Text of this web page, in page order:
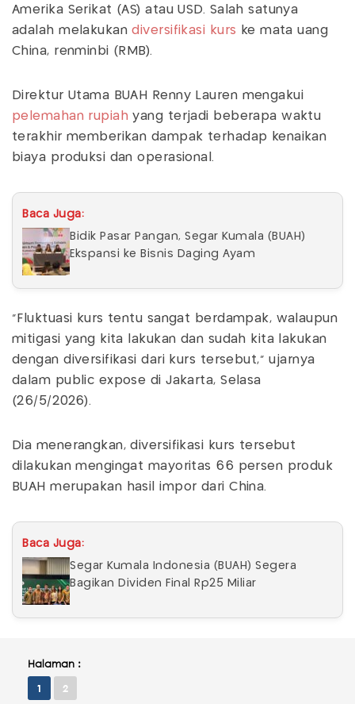
Amerika Serikat (AS) atau USD. Salah satunya
adalah melakukandiversifikasi kurs ke mata uang
China, renminbi (RMB).
Direktur Utama BUAH Renny Lauren mengakui
pelemahan rupiah yang terjadi beberapa waktu
terakhir memberikan dampak terhadap kenaikan
biaya produksi dan operasional.
Baca Juga:
Bidik Pasar Pangan, Segar Kumala (BUAH)
Ekspansi ke Bisnis Daging Ayam
"Fluktuasi kurs tentu sangat berdampak, walaupun
mitigasi yang kita lakukan dan sudah kita lakukan
dengan diversifikasi dari kurs tersebut," ujarnya
dalam public expose di Jakarta, Selasa
(26/5/2026).
Dia menerangkan, diversifikasi kurs tersebut
dilakukan mengingat mayoritas 66 persen produk
BUAH merupakan hasil impor dari China.
Baca Juga:
Segar Kumala Indonesia (BUAH) Segera
Bagikan Dividen Final Rp25 Miliar
Halaman :
1 2